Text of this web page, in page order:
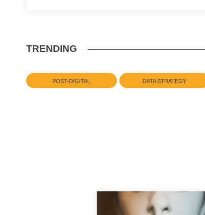
TRENDING
POST-DIGITAL DATA STRATEGY